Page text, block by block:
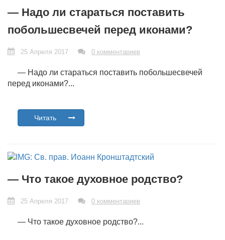
— Надо ли стараться поставить
побольшесвечей перед иконами?
25 Апреля 2017 0 комментариев
— Надо ли стараться поставить побольшесвечей
перед иконами?...
Читать
— Что такое духовное родство?
25 Апреля 2017 0 комментариев
— Что такое духовное родство?...